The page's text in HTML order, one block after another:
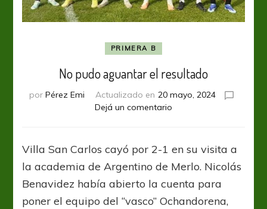
PRIMERA B
No pudo aguantar el resultado
por Pérez Emi Actualizado en 20 mayo, 2024
Dejá un comentario
aguantar
resultado
Villa San Carlos cayó por 2-1 en su visita a
la academia de Argentino de Merlo. Nicolás
Benavidez había abierto la cuenta para
poner el equipo del “vasco” Ochandorena,